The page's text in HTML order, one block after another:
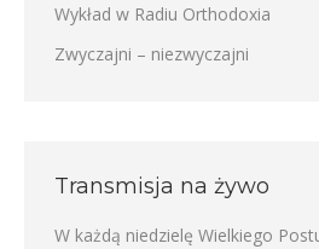
Wykład w Radiu Orthodoxia
Zwyczajni – niezwyczajni
Transmisja na żywo
W każdą niedzielę Wielkiego